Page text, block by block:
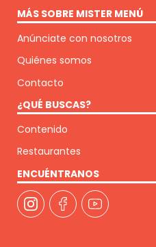
MÁS SOBRE MISTER MENÚ
Anúnciate con nosotros
Quiénes somos
Contacto
¿QUÉ BUSCAS?
Contenido
Restaurantes
ENCUÉNTRANOS